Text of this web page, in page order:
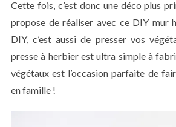
Cette fois, c’est donc une déco plus
propose de réaliser avec ce DIY mur
DIY, c’est aussi de presser vos
presse à herbier est ultra simple à
végétaux est l’occasion parfaite de
en famille !